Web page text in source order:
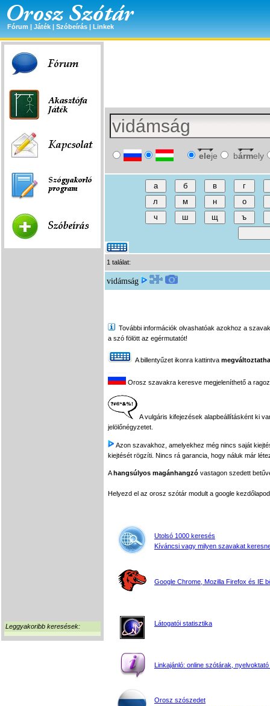
Fórum | Játék | Szóbeírás | Linkek
Leggyakoribb keresések:
eleje bármely
1 találat:
vidámság
További információk olvashatóak azokhoz a
a szó fölött az egérmutatót!
A billentyűzet ikonra kattintva
Orosz szavakra keresve megjeleníthető a
A vulgáris kifejezések alapbeállításként ki
jelölőnégyzetet.
Azon szavakhoz, amelyekhez még nincs saját
kiejtését rögzíti. Nincs rá garancia, hogy náluk már
Ahangsúlyos magánhangzó vastagon szedett
Helyezd el az orosz szótár modult a google
Utolsó 1000 keresés
Kíváncsi vagy milyen szavakat
Google Chrome, Mozilla Firefox és IE
Látogatói statisztika
Linkajánló: online szótárak, nyelvoktató
Orosz szószedet